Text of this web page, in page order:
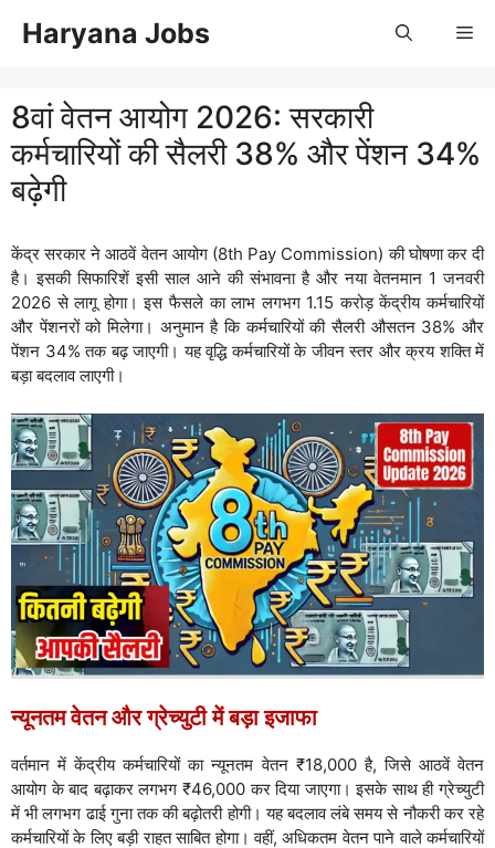
Haryana Jobs
8वां वेतन आयोग 2026: सरकारी
कर्मचारियों की सैलरी 38% और पेंशन 34%
बढ़ेगी
केंद्र सरकार ने आठवें वेतन आयोग (8th Pay Commission) की घोषणा कर दी
है। इसकी सिफारिशें इसी साल आने की संभावना है और नया वेतनमान 1 जनवरी
2026 से लागू होगा। इस फैसले का लाभ लगभग 1.15 करोड़ केंद्रीय कर्मचारियों
और पेंशनरों को मिलेगा। अनुमान है कि कर्मचारियों की सैलरी औसतन 38% और
पेंशन 34% तक बढ़ जाएगी। यह वृद्धि कर्मचारियों के जीवन स्तर और क्रय शक्ति में
बड़ा बदलाव लाएगी।
न्यूनतम वेतन और ग्रेच्युटी में बड़ा इजाफा
वर्तमान में केंद्रीय कर्मचारियों का न्यूनतम वेतन ₹18,000 है, जिसे आठवें वेतन
आयोग के बाद बढ़ाकर लगभग ₹46,000 कर दिया जाएगा। इसके साथ ही ग्रेच्युटी
में भी लगभग ढाई गुना तक की बढ़ोतरी होगी। यह बदलाव लंबे समय से नौकरी कर रहे
कर्मचारियों के लिए बड़ी राहत साबित होगा। वहीं, अधिकतम वेतन पाने वाले कर्मचारियों